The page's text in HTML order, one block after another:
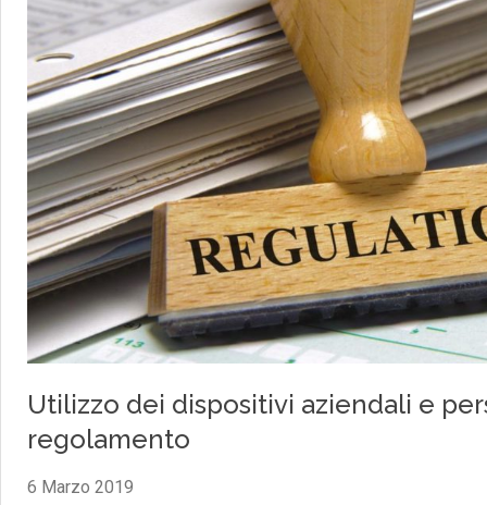
Utilizzo dei dispositivi aziendali e
regolamento
6 Marzo 2019